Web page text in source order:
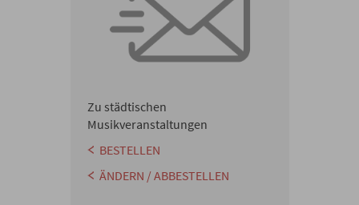
Zu städtischen
Musikveranstaltungen
BESTELLEN
ÄNDERN / ABBESTELLEN